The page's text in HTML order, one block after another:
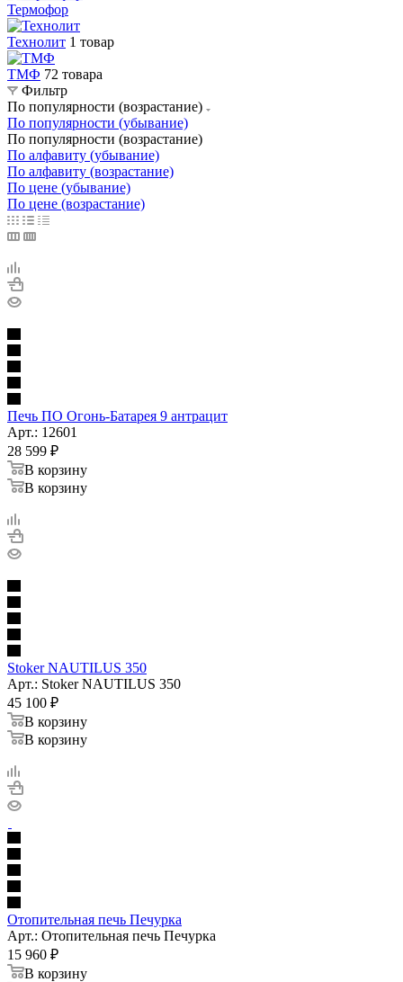
Термофор
Технолит 1 товар
ТМФ 72 товара
Фильтр
По популярности (возрастание)
По популярности (убывание)
По популярности (возрастание)
По алфавиту (убывание)
По алфавиту (возрастание)
По цене (убывание)
По цене (возрастание)
Печь ПО Огонь-Батарея 9 антрацит
Арт.: 12601
28 599 ₽
В корзину
В корзину
Stoker NAUTILUS 350
Арт.: Stoker NAUTILUS 350
45 100 ₽
В корзину
В корзину
Отопительная печь Печурка
Арт.: Отопительная печь Печурка
15 960 ₽
В корзину